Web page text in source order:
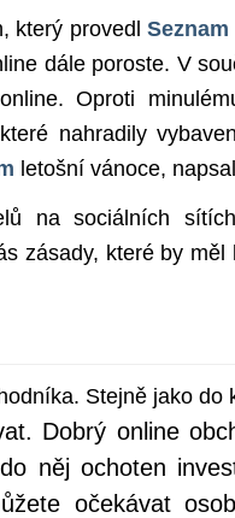
který provedlSeznam
dále poroste. V
Oproti
nahradily
letošní vánoce,
na sociálních
zásady, které by měl
Stejně jako do
Dobrý online
něj ochoten
očekávat